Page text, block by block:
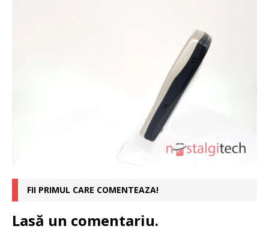
FII PRIMUL CARE COMENTEAZA!
Lasă un comentariu.